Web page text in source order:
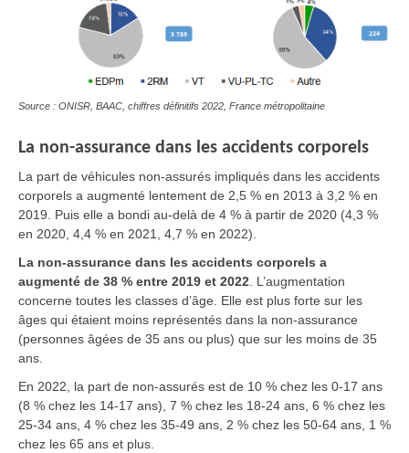
Source : ONISR, BAAC, chiffres définitifs 2022, France métropolitaine
La non-assurance dans les accidents corporels
La part de véhicules non-assurés impliqués dans les accidents
corporels a augmenté lentement de 2,5 % en 2013 à 3,2 % en
2019. Puis elle a bondi au-delà de 4 % à partir de 2020 (4,3 %
en 2020, 4,4 % en 2021, 4,7 % en 2022).
La non-assurance dans les accidents corporels a
augmenté de 38 % entre 2019 et 2022 . L’augmentation
concerne toutes les classes d’âge. Elle est plus forte sur les
âges qui étaient moins représentés dans la non-assurance
(personnes âgées de 35 ans ou plus) que sur les moins de 35
ans.
En 2022, la part de non-assurés est de 10 % chez les 0-17 ans
(8 % chez les 14-17 ans), 7 % chez les 18-24 ans, 6 % chez les
25-34 ans, 4 % chez les 35-49 ans, 2 % chez les 50-64 ans, 1 %
chez les 65 ans et plus.